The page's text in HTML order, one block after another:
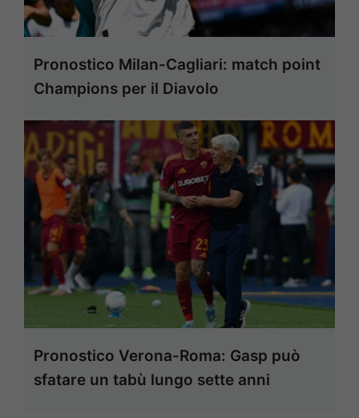
Pronostico Milan-Cagliari: match point
Champions per il Diavolo
Pronostico Verona-Roma: Gasp può
sfatare un tabù lungo sette anni